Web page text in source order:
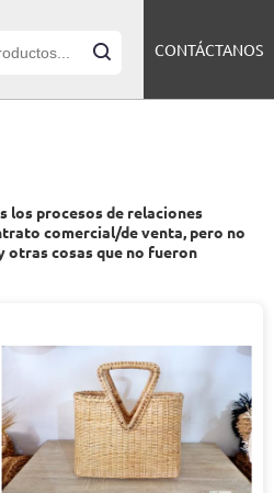
CONTÁCTANOS
los procesos de relaciones
comercial/de venta, pero no
otras cosas que no fueron